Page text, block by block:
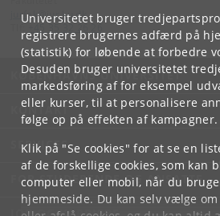
Universitetet bruger
registrere brugernes adfærd på
(statistik) for løbende at forbedre
Desuden bruger universitetet
markedsføring af for eksempel
eller kurser, til at personalisere
følge op på effekten af kampagner.
Klik på "Se cookies" for at se en
af de forskellige cookies, som kan
computer eller mobil, når du
hjemmeside. Du kan selv vælge
jurfak @jur.ku.dk
KØBENHAVNS UNIVERSITET
KONTAKT
SERVICES
FOR STUDERENDE OG ANSATTE